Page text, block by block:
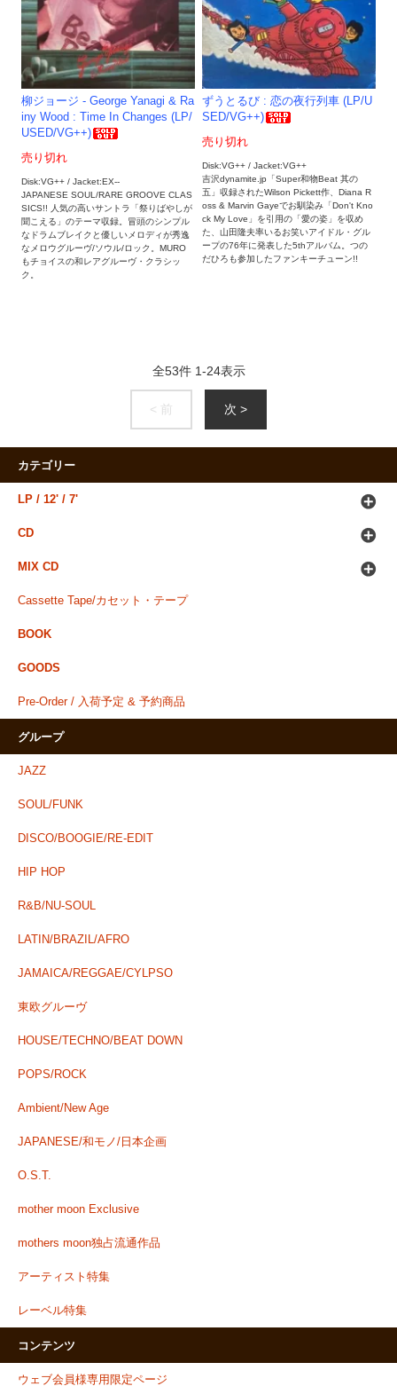
柳ジョージ - George Yanagi & Ra
iny Wood : Time In Changes (LP/
USED/VG++)
売り切れ
Disk:VG++ / Jacket:EX--
JAPANESE SOUL/RARE GROOVE CLAS
SICS!! 人気の高いサントラ「祭りばやしが
聞こえる」のテーマ収録。冒頭のシンプル
なドラムブレイクと優しいメロディが秀逸
なメロウグルーヴ/ソウル/ロック。MURO
もチョイスの和レアグルーヴ・クラシッ
ク。
ずうとるび : 恋の夜行列車 (LP/U
SED/VG++)
売り切れ
Disk:VG++ / Jacket:VG++
吉沢dynamite.jp「Super和物Beat 其の
五」収録されたWilson Pickett作、Diana R
oss & Marvin Gayeでお馴染み「Don't Kno
ck My Love」を引用の「愛の姿」を収め
た、山田隆夫率いるお笑いアイドル・グル
ープの76年に発表した5thアルバム。つの
だひろも参加したファンキーチューン!!
全53件 1-24表示
< 前 次 >
カテゴリー
LP / 12' / 7'
CD
MIX CD
Cassette Tape/カセット・テープ
BOOK
GOODS
Pre-Order / 入荷予定 & 予約商品
グループ
JAZZ
SOUL/FUNK
DISCO/BOOGIE/RE-EDIT
HIP HOP
R&B/NU-SOUL
LATIN/BRAZIL/AFRO
JAMAICA/REGGAE/CYLPSO
東欧グルーヴ
HOUSE/TECHNO/BEAT DOWN
POPS/ROCK
Ambient/New Age
JAPANESE/和モノ/日本企画
O.S.T.
mother moon Exclusive
mothers moon独占流通作品
アーティスト特集
レーベル特集
コンテンツ
ウェブ会員様専用限定ページ